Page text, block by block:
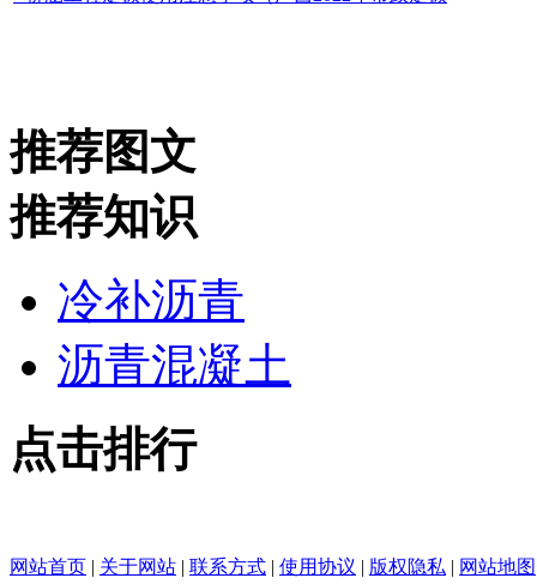
推荐图文
推荐知识
冷补沥青
沥青混凝土
点击排行
网站首页 | 关于网站 | 联系方式 | 使用协议 | 版权隐私 | 网站地图